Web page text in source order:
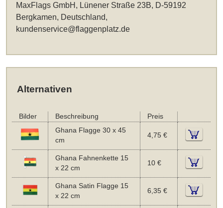
MaxFlags GmbH, Lünener Straße 23B, D-59192
Bergkamen, Deutschland,
kundenservice@flaggenplatz.de
Alternativen
Bilder Beschreibung
Preis
Ghana Flagge 30 x 45
cm
4,75 €
Ghana Fahnenkette 15
x 22 cm
10 €
Ghana Satin Flagge 15
x 22 cm
6,35 €